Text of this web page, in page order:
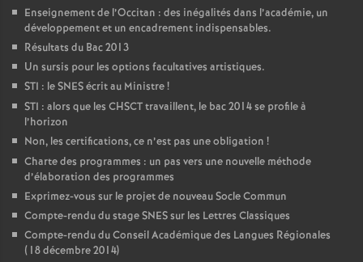
Enseignement de l’Occitan : des inégalités dans l’académie, un
développement et un encadrement indispensables.
Résultats du Bac 2013
Un sursis pour les options facultatives artistiques.
STI : le SNES écrit au Ministre!
STI : alors que les CHSCT travaillent, le bac 2014 se profile à
l’horizon
Non, les certifications, ce n’est pas une obligation !
Charte des programmes : un pas vers une nouvelle méthode
d’élaboration des programmes
Exprimez-vous sur le projet de nouveau Socle Commun
Compte-rendu du stage SNES sur les Lettres Classiques
Compte-rendu du Conseil Académique des Langues Régionales
(18 décembre 2014)